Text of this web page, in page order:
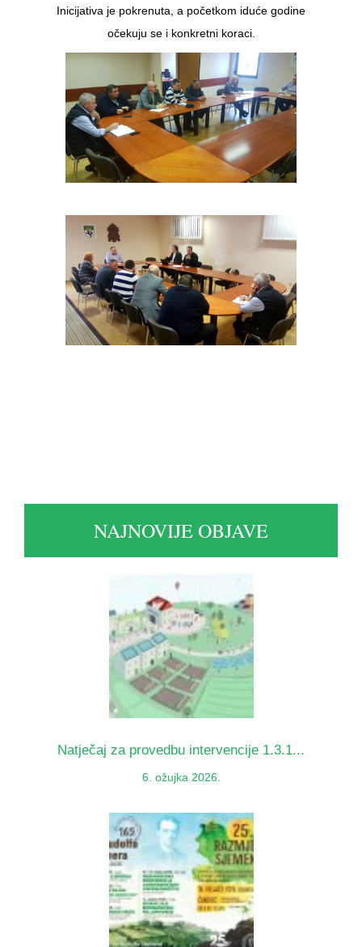
Inicijativa je pokrenuta, a početkom iduće godine
očekuju se i konkretni koraci.
NAJNOVIJE OBJAVE
Natječaj za provedbu intervencije 1.3.1...
6. ožujka 2026.